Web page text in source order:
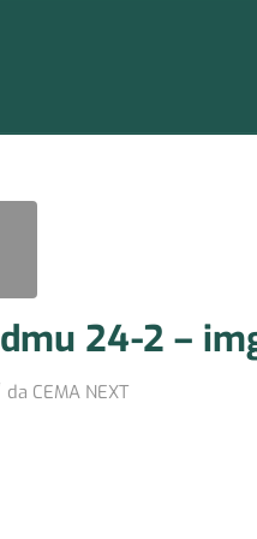
24-2 –
da CEMA NEXT